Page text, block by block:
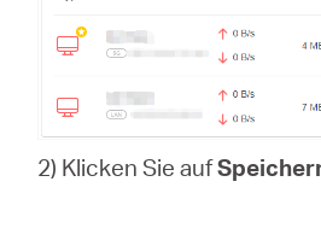
2) Klicken Sie auf